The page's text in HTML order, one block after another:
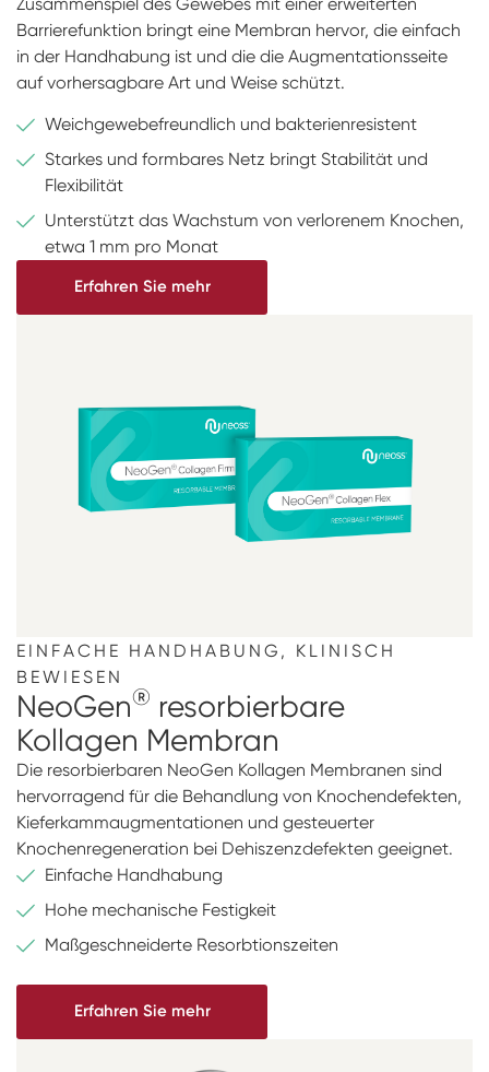
Barrierefunktion bringt eine Membran hervor, die einfach
in der Handhabung ist und die die Augmentationsseite
auf vorhersagbare Art und Weise schützt.
Weichgewebefreundlich und bakterienresistent
Starkes und formbares Netz bringt Stabilität und
Flexibilität
Unterstützt das Wachstum von verlorenem Knochen,
etwa 1 mm pro Monat
Erfahren Sie mehr
EINFACHE HANDHABUNG, KLINISCH
BEWIESEN
NeoGen® resorbierbare
Kollagen Membran
Die resorbierbaren NeoGen Kollagen Membranen sind
hervorragend für die Behandlung von Knochendefekten,
Kieferkammaugmentationen und gesteuerter
Knochenregeneration bei Dehiszenzdefekten geeignet.
Einfache Handhabung
Hohe mechanische Festigkeit
Maßgeschneiderte Resorbtionszeiten
Erfahren Sie mehr